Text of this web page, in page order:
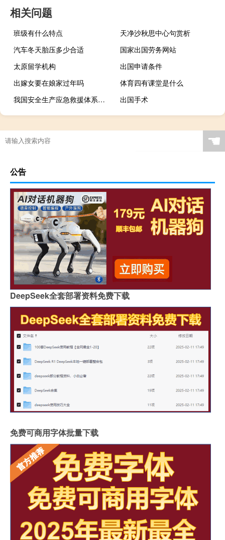
相关问题
班级有什么特点
天净沙秋思中心句赏析
汽车冬天胎压多少合适
国家出国劳务网站
太原留学机构
出国申请条件
出嫁女要在娘家过年吗
体育四有课堂是什么
我国安全生产应急救援体系主要由什么组成
出国手术
☚
公告
DeepSeek全套部署资料免费下载
免费可商用字体批量下载